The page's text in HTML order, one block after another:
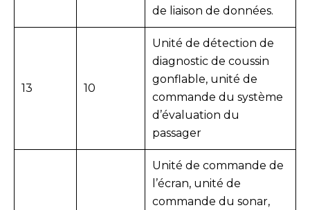
de liaison de données.
13 10
Unité de détection de
diagnostic de coussin
gonflable, unité de
commande du système
d’évaluation du
passager
Unité de commande de
l’écran, unité de
commande du sonar,